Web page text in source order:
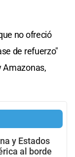
no ofreció
de refuerzo"
Amazonas,
y Estados
al borde